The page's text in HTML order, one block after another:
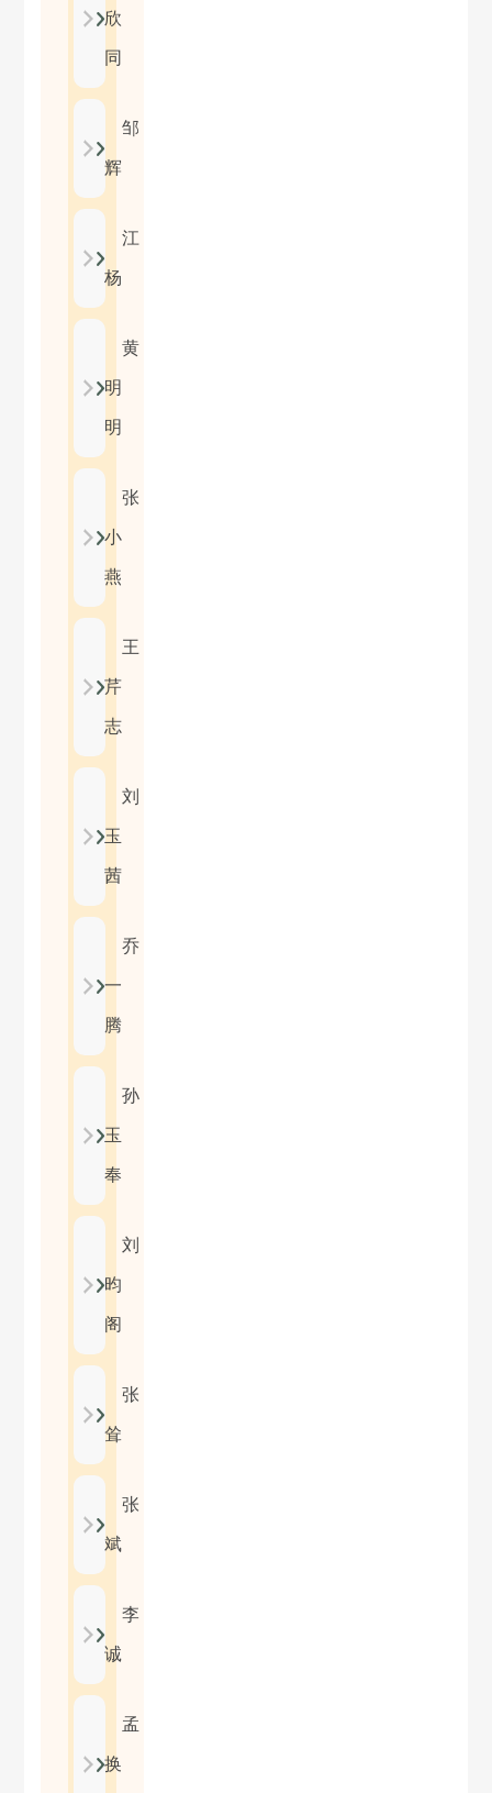
欣
同
邹
辉
江
杨
黄
明
明
张
小
燕
王
芹
志
刘
玉
茜
乔
一
腾
孙
玉
奉
刘
昀
阁
张
耸
张
斌
李
诚
孟
换